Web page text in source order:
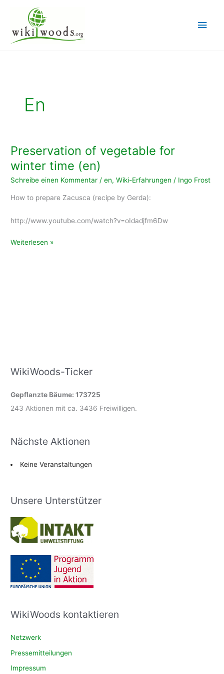
springen
En
Preservation of vegetable for
winter time (en)
Schreibe einen Kommentar /en,Wiki-Erfahrungen / Ingo Frost
How to prepare Zacusca (recipe by Gerda):
http://www.youtube.com/watch?v=oIdadjfm6Dw
Preservation
Weiterlesen »
WikiWoods-Ticker
Gepflanzte Bäume: 173725
243 Aktionen mit ca. 3436 Freiwilligen.
Nächste Aktionen
Keine Veranstaltungen
Unsere Unterstützer
WikiWoods kontaktieren
Netzwerk
Pressemitteilungen
Impressum